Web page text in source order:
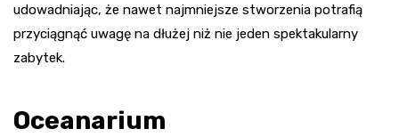
udowadniając, że nawet najmniejsze stworzenia potrafią
przyciągnąć uwagę na dłużej niż nie jeden spektakularny
zabytek.
Oceanarium